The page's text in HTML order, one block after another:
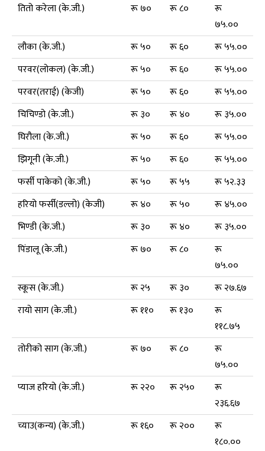
तितो करेला (के.जी.)
रू ७० रू ८०
रू
७५.००
लौका (के.जी.)
रू ५० रू ६०
रू ५५.००
परवर(लोकल) (के.जी.)
रू ५० रू ६०
रू ५५.००
परवर(तराई) (केजी)
रू ५० रू ६०
रू ५५.००
चिचिण्डो (के.जी.)
रू ३० रू ४०
रू ३५.००
घिरौला (के.जी.)
रू ५० रू ६०
रू ५५.००
झिगूनी (के.जी.)
रू ५० रू ६०
रू ५५.००
फर्सी पाकेको (के.जी.)
रू ५० रू ५५
रू ५२.३३
हरियो फर्सी(डल्लो) (केजी)
रू ४० रू ५०
रू ४५.००
भिण्डी (के.जी.)
रू ३० रू ४०
रू ३५.००
पिंडालू (के.जी.)
रू ७० रू ८०
रू
७५.००
स्कूस (के.जी.)
रू २५ रू ३०
रू २७.६७
रायो साग (के.जी.)
रू ११० रू १३०
रू
११८.७५
तोरीको साग (के.जी.)
रू ७० रू ८०
रू
७५.००
प्याज हरियो (के.जी.)
रू २२० रू २५०
रू
२३६.६७
च्याउ(कन्य) (के.जी.)
रू १६० रू २००
रू
१८०.००